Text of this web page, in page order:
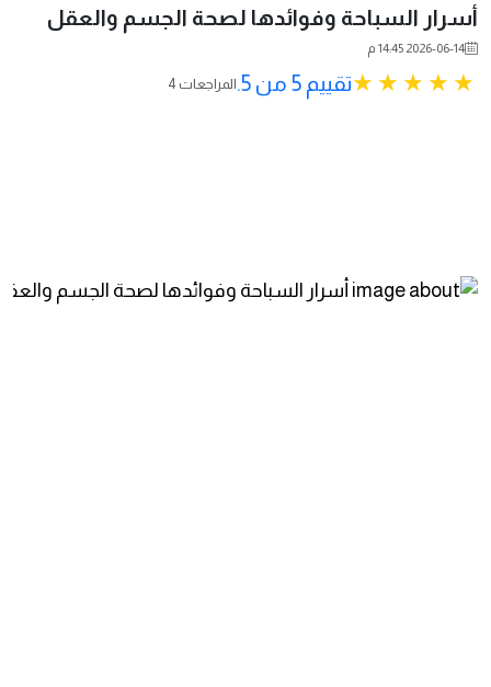
أسرار السباحة وفوائدها لصحة الجسم والعقل
2026-06-14 14:45 م
تقييم 5 من 5. 4 المراجعات